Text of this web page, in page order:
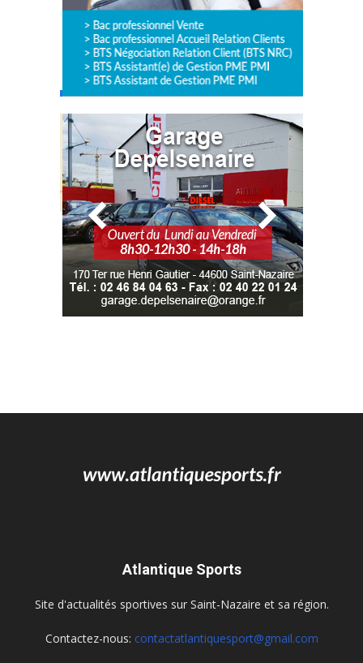
Atlantique Sports
Site d'actualités sportives sur Saint-Nazaire et sa région.
Contactez-nous: contactatlantiquesport@gmail.com